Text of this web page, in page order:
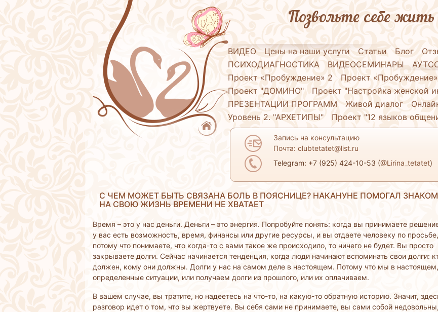
Позвольте себе жить
ВИДЕО Цены на наши услуги Статьи Блог
ПСИХОДИАГНОСТИКА
ВИДЕОСЕМИНАРЫ
Проект «Пробуждение» 2
Проект
Проект "ДОМИНО"
Проект "Настройка женской
ПРЕЗЕНТАЦИИ ПРОГРАММ
Живой диалог
Уровень 2. "АРХЕТИПЫ"
Проект "12 языков
Запись на консультацию
Почта: clubtetatet@list.ru
Telegram: +7 (925) 424-10-53 (@Lirina_tetatet)
С ЧЕМ МОЖЕТ БЫТЬ СВЯЗАНА БОЛЬ В ПОЯСНИЦЕ? НАКАНУНЕ ПОМОГАЛ
НА СВОЮ ЖИЗНЬ ВРЕМЕНИ НЕ ХВАТАЕТ
Время – это у нас деньги. Деньги – это энергия. Попробуйте понять: когда вы принимаете
у вас есть возможность, время, финансы или другие ресурсы, и вы отдаете человеку по просьбе,
потому что понимаете, что когда-то с вами такое же происходило, то ничего не будет. Вы просто
закрываете долги. Сейчас начинается тенденция, когда люди начинают вспоминать свои долги:
должен, кому они должны. Долги у нас на самом деле в настоящем. Потому что мы в
определенные ситуации, или получаем долги из прошлого, или их оплачиваем.
В вашем случае, вы тратите, но надеетесь на что-то, на какую-то обратную историю. Значит,
разговор идет о том, что вы жертвуете. Вы себя сами не принимаете, вы сами собой